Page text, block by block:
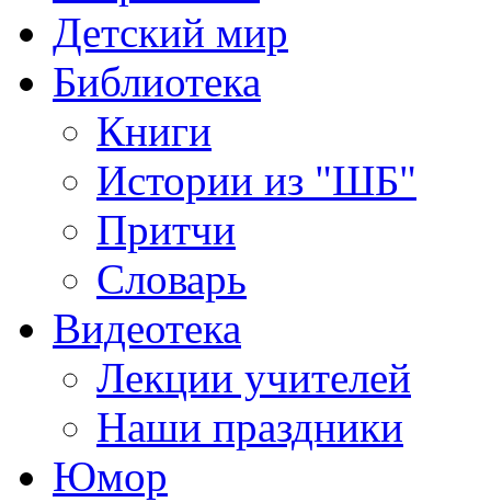
Детский мир
Библиотека
Книги
Истории из "ШБ"
Притчи
Словарь
Видеотека
Лекции учителей
Наши праздники
Юмор